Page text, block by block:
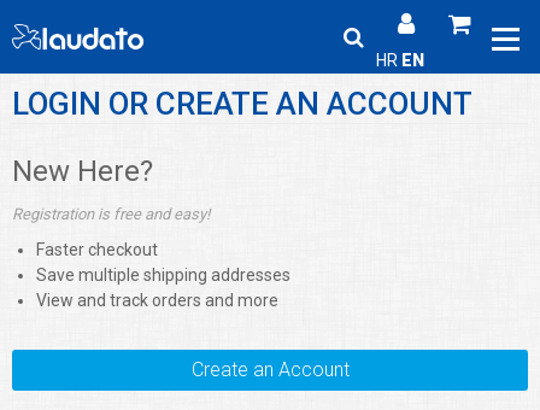
HR EN
LOGIN OR CREATE AN ACCOUNT
New Here?
Registration is free and easy!
Faster checkout
Save multiple shipping addresses
View and track orders and more
Create an Account